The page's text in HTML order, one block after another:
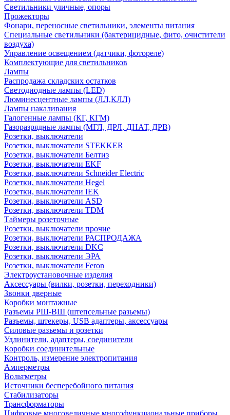
Светильники уличные, опоры
Прожекторы
Фонари, переносные светильники, элементы питания
Специальные светильники (бактерицидные, фито, очистители
воздуха)
Управление освещением (датчики, фотореле)
Комплектующие для светильников
Лампы
Распродажа складских остатков
Светодиодные лампы (LED)
Люминесцентные лампы (ЛЛ,КЛЛ)
Лампы накаливания
Галогенные лампы (КГ, КГМ)
Газоразрядные лампы (МГЛ, ДРЛ, ДНАТ, ДРВ)
Розетки, выключатели
Розетки, выключатели STEKKER
Розетки, выключатели Белтиз
Розетки, выключатели EKF
Розетки, выключатели Schneider Electric
Розетки, выключатели Hegel
Розетки, выключатели IEK
Розетки, выключатели ASD
Розетки, выключатели TDM
Таймеры розеточные
Розетки, выключатели прочие
Розетки, выключатели РАСПРОДАЖА
Розетки, выключатели DKC
Розетки, выключатели ЭРА
Розетки, выключатели Feron
Электроустановочные изделия
Аксессуары (вилки, розетки, переходники)
Звонки дверные
Коробки монтажные
Разъемы РШ-ВШ (штепсельные разьемы)
Разъемы, штекеры, USB адаптеры, аксессуары
Силовые разъемы и розетки
Удлинители, адаптеры, соединители
Коробки соединительные
Контроль, измерение электропитания
Амперметры
Вольтметры
Источники бесперебойного питания
Стабилизаторы
Трансформаторы
Цифровые многовеличные многофункциональные приборы